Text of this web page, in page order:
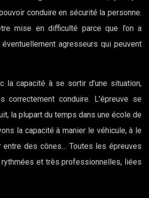
conduire en sécurité la personne.
mise en difficulté parce que l’on a
éventuellement agresseurs qui peuvent
la capacité à se sortir d’une situation,
correctement conduire. L’épreuve se
la plupart du temps dans une école de
la capacité à manier le véhicule, à le
entre des cônes… Toutes les épreuves
et très professionnelles, liées